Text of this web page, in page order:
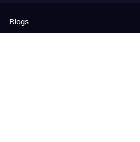
Blogs